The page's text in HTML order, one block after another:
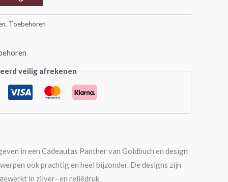
, Toebehoren
veilig afrekenen
in een Cadeautas Panther van Goldbuch en design
ook prachtig en heel bijzonder. De designs zijn
in zilver- en reliëdruk.